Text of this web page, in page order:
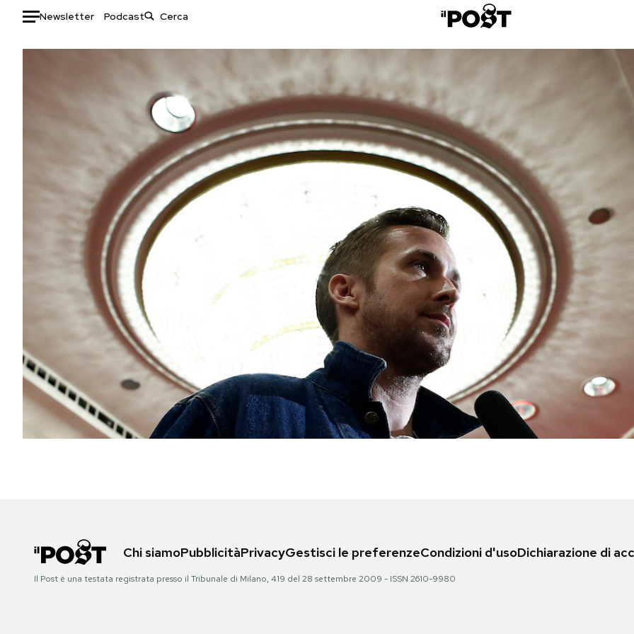
Newsletter Podcast
Auto
Tecnologia
Internet
Scienza
Cultura
Economia
Sport
Moda
Libri
Consumismi
Storie/Idee
Ok Boomer!
Europa
Mondiali calcio 2026
NEWSLETTER
I MIEI PREFERITI
AREA PERSONALE
Chi siamoPubblicitàPrivacyGestisci le preferenzeCondizioni d'usoDichiarazione di
Il Post è una testata registrata presso il Tribunale di Milano, 419 del 28 settembre 2009 - ISSN 2610-9980